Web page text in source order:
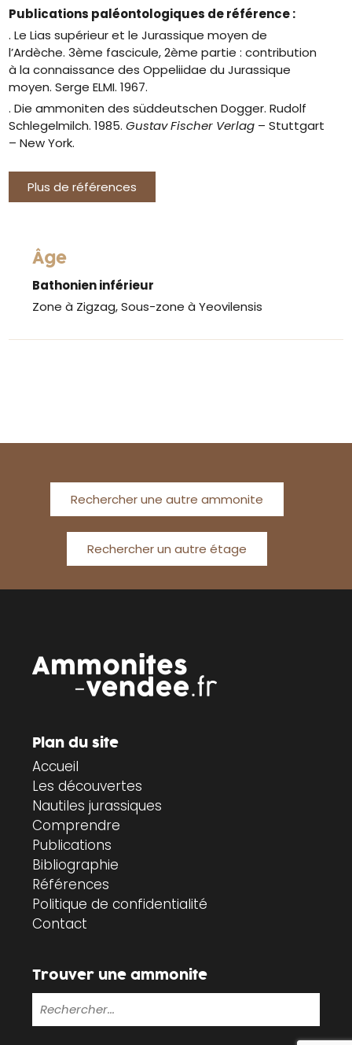
Publications paléontologiques de référence :
. Le Lias supérieur et le Jurassique moyen de
l’Ardèche. 3ème fascicule, 2ème partie : contribution
à la connaissance des Oppeliidae du Jurassique
moyen. Serge ELMI. 1967.
. Die ammoniten des süddeutschen Dogger. Rudolf
Schlegelmilch. 1985.Gustav Fischer Verlag – Stuttgart
– New York.
Plus de références
Âge
Bathonien inférieur
Zone à Zigzag, Sous-zone à Yeovilensis
Rechercher une autre ammonite
Rechercher un autre étage
Plan du site
Accueil
Les découvertes
Nautiles jurassiques
Comprendre
Publications
Bibliographie
Références
Politique de confidentialité
Contact
Trouver une ammonite